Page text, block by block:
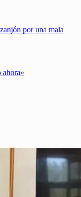
por una mala
ahora»